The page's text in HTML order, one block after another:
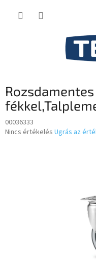
00036333
A
Nincs értékelés Ugrás az